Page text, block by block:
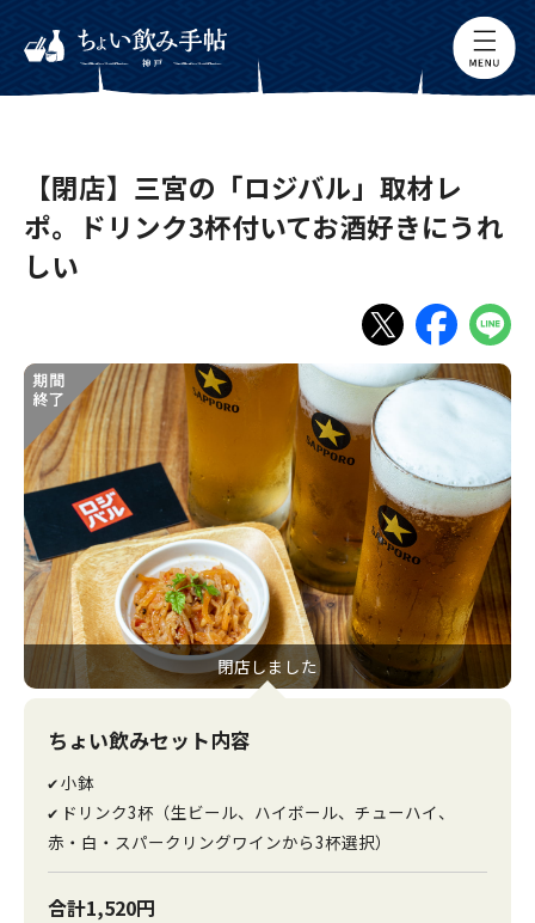
【閉店】三宮の「ロジバル」取材レ
ポ。ドリンク3杯付いてお酒好きにうれ
しい
閉店しました
ちょい飲みセット内容
✔小鉢
✔ ドリンク3杯（生ビール、ハイボール、チューハイ、
赤・白・スパークリングワインから3杯選択）
合計1,520円